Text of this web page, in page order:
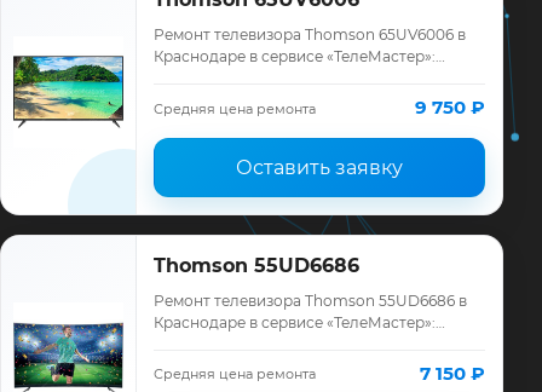
Ремонт телевизора Thomson 65UV6006 в
Краснодаре в сервисе «ТелеМастер»:
ремонта, запчасти и гарантия до 12
месяцев.
Средняя цена ремонта 9 750 ₽
Оставить заявку
Thomson 55UD6686
Ремонт телевизора Thomson 55UD6686 в
Краснодаре в сервисе «ТелеМастер»:
ремонта, запчасти и гарантия до 12
Средняя цена ремонта 7 150 ₽